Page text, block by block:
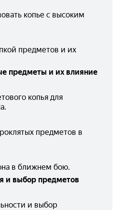
копье с высоким
предметов и их
предметы и их влияние
копья для
предметов в
в ближнем бою.
и выбор предметов
и выбор